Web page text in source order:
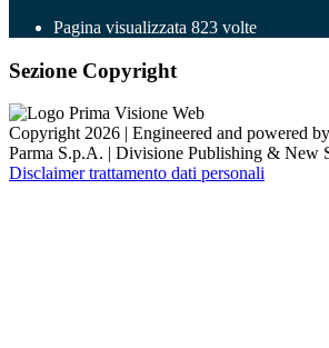
Pagina visualizzata 823 volte
Sezione Copyright
Copyright 2026 | Engineered and powered
Parma S.p.A. | Divisione Publishing & New
Disclaimer trattamento dati personali